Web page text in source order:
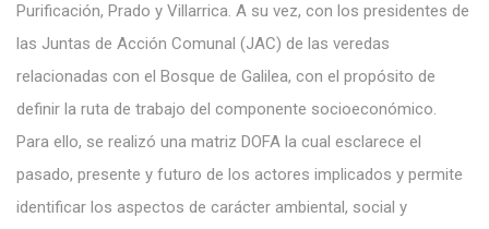
Purificación, Prado y Villarrica. A su vez, con los presidentes de
las Juntas de Acción Comunal (JAC) de las veredas
relacionadas con el Bosque de Galilea, con el propósito de
definir la ruta de trabajo del componente socioeconómico.
Para ello, se realizó una matriz DOFA la cual esclarece el
pasado, presente y futuro de los actores implicados y permite
identificar los aspectos de carácter ambiental, social y